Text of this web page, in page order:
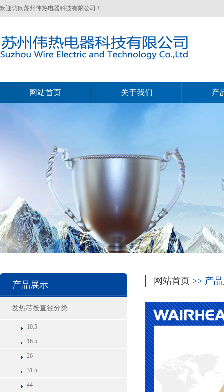
欢迎访问苏州伟热电器科技有限公司！
网站首页 关于我们
关于我们
产
产品展示
发热芯按直径分类
10.5
16.5
26
31.5
44
网站首页 >> 产